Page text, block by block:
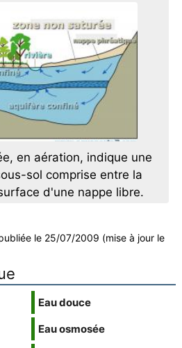
en aération, indique une
sol comprise entre la
d'une nappe libre.
le 25/07/2009 (mise à jour le
Eau douce
Eau osmosée